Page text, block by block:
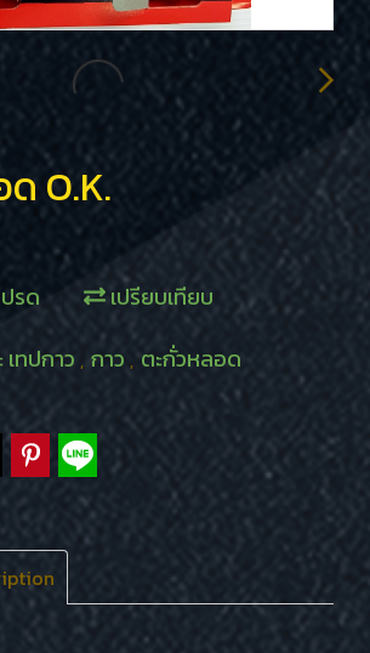
O.K.
รด เปรียบเทียบ
เทปกาว , กาว , ตะกั่วหลอด